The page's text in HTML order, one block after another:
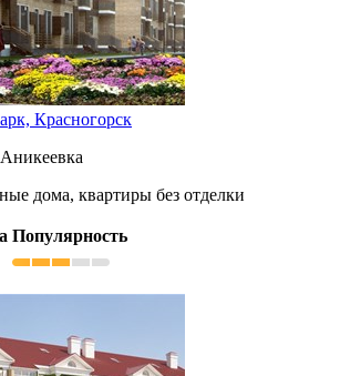
Красногорск
дома, квартиры без отделки
Популярность